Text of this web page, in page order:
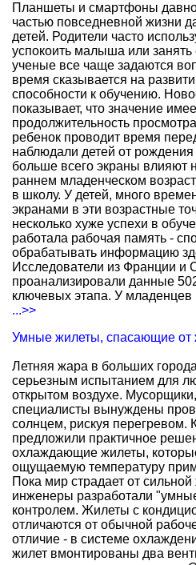
Планшеты и смартфоны
частью повседневной жизни
детей. Родители часто
успокоить малыша или
ученые все чаще задаются
время сказывается на
способности к обучению.
показывает, что значение
продолжительность
ребенок проводит время
наблюдали детей от рождения
больше всего экраны влияют
раннем младенческом
в школу. У детей, много
экранами в эти возрастные
несколько хуже успехи в
работала рабочая память -
обрабатывать информацию
Исследователи из Франции и
проанализировали данные
ключевых этапа. У младенцев
...>>
Умные жилеты, спасающие от
Летняя жара в больших
серьезным испытанием для
открытом воздухе.
специалисты вынуждены
солнцем, рискуя перегревом.
предложили практичное
охлаждающие жилеты,
ощущаемую температуру
Пока мир страдает от
инженеры разработали
контролем. Жилеты с
отличаются от обычной
отличие - в системе
жилет вмонтированы два